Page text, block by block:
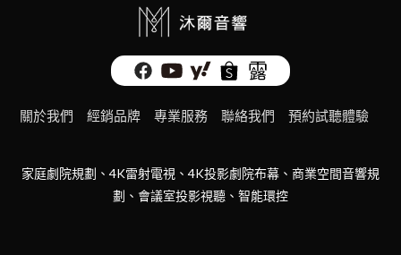
關於我們 經銷品牌 專業服務 聯絡我們 預約試聽體驗
家庭劇院規劃、4K雷射電視、4K投影劇院布幕、商業空間音響規
劃、會議室投影視聽、智能環控